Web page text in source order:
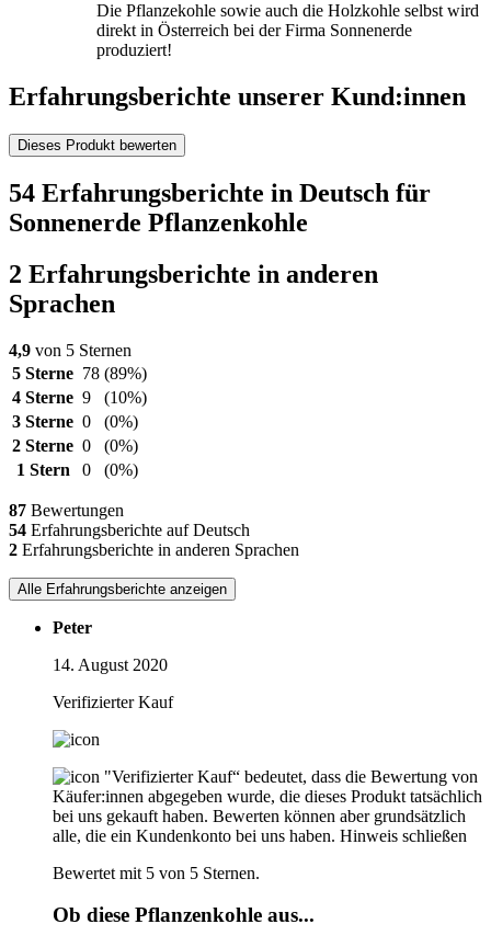
Die Pflanzekohle sowie auch die Holzkohle selbst wird
direkt in Österreich bei der Firma Sonnenerde
produziert!
Erfahrungsberichte unserer Kund:innen
Dieses Produkt bewerten
54 Erfahrungsberichte in Deutsch für
Sonnenerde Pflanzenkohle
2 Erfahrungsberichte in anderen
Sprachen
4,9 von 5 Sternen
5 Sterne 78 (89%)
4 Sterne 9
(10%)
3 Sterne 0
(0%)
2 Sterne 0
(0%)
1 Stern
0 (0%)
87 Bewertungen
54 Erfahrungsberichte auf Deutsch
2 Erfahrungsberichte in anderen Sprachen
Alle Erfahrungsberichte anzeigen
Peter
14. August 2020
Verifizierter Kauf
"Verifizierter Kauf“ bedeutet, dass die Bewertung von
Käufer:innen abgegeben wurde, die dieses Produkt tatsächlich
bei uns gekauft haben. Bewerten können aber grundsätzlich
alle, die ein Kundenkonto bei uns haben. Hinweis schließen
Bewertet mit 5 von 5 Sternen.
Ob diese Pflanzenkohle aus...